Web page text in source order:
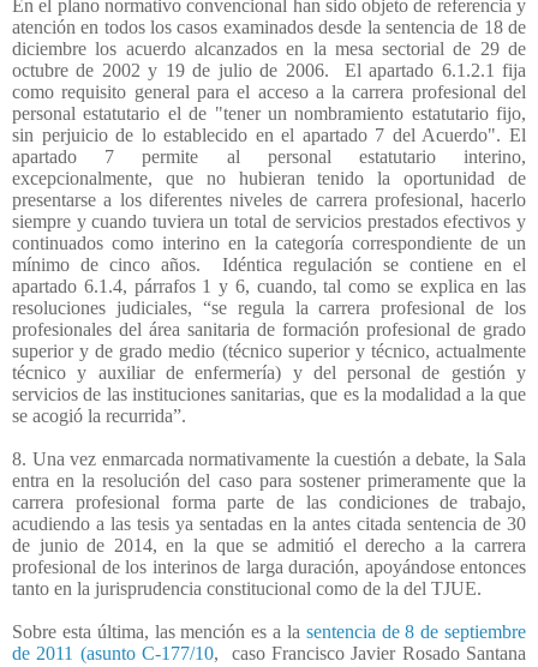
En el plano normativo convencional han sido objeto de referencia y
atención en todos los casos examinados desde la sentencia de 18 de
diciembre los acuerdo alcanzados en la mesa sectorial de 29 de
octubre de 2002 y 19 de julio de 2006.
El apartado 6.1.2.1 fija
como requisito general para el acceso a la carrera profesional del
personal estatutario el de "tener un nombramiento estatutario fijo,
sin perjuicio de lo establecido en el apartado 7 del Acuerdo". El
apartado 7 permite al personal estatutario interino,
excepcionalmente, que no hubieran tenido la oportunidad de
presentarse a los diferentes niveles de carrera profesional, hacerlo
siempre y cuando tuviera un total de servicios prestados efectivos y
continuados como interino en la categoría correspondiente de un
mínimo de cinco años.
Idéntica regulación se contiene en el
apartado 6.1.4, párrafos 1 y 6, cuando, tal como se explica en las
resoluciones judiciales, “se regula la carrera profesional de los
profesionales del área sanitaria de formación profesional de grado
superior y de grado medio (técnico superior y técnico, actualmente
técnico y auxiliar de enfermería) y del personal de gestión y
servicios de las instituciones sanitarias, que es la modalidad a la que
se acogió la recurrida”.
8. Una vez enmarcada normativamente la cuestión a debate, la Sala
entra en la resolución del caso para sostener primeramente que la
carrera profesional forma parte de las condiciones de trabajo,
acudiendo a las tesis ya sentadas en la antes citada sentencia de 30
de junio de 2014, en la que se admitió el derecho a la carrera
profesional de los interinos de larga duración, apoyándose entonces
tanto en la jurisprudencia constitucional como de la del TJUE.
Sobre esta última, las mención es a la sentencia de 8 de septiembre
de 2011 (asunto C-177/10,
caso Francisco Javier Rosado Santana